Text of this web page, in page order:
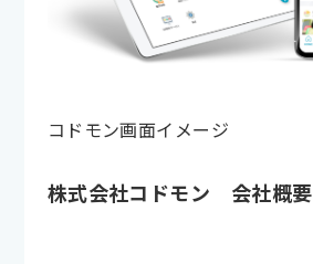
コドモン画面イメージ
株式会社コドモン 会社概要